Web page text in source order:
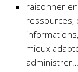
raisonner
ressources,
mieux